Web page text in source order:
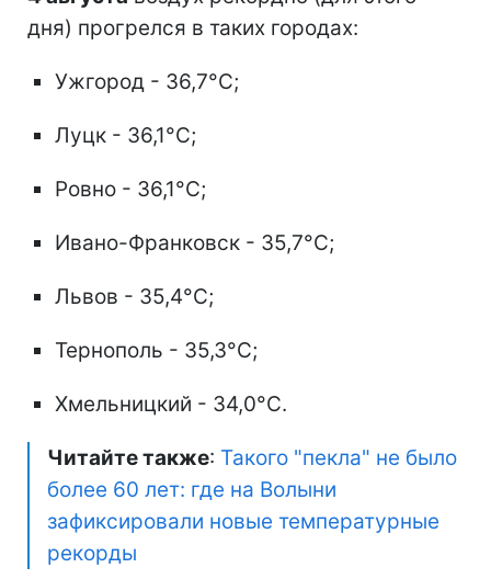
дня) прогрелся в таких городах:
Ужгород - 36,7°C;
Луцк - 36,1°C;
Ровно - 36,1°C;
Ивано-Франковск - 35,7°C;
Львов - 35,4°C;
Тернополь - 35,3°C;
Хмельницкий - 34,0°C.
Читайте также: Такого "пекла" не было
более 60 лет: где на Волыни
зафиксировали новые температурные
рекорды